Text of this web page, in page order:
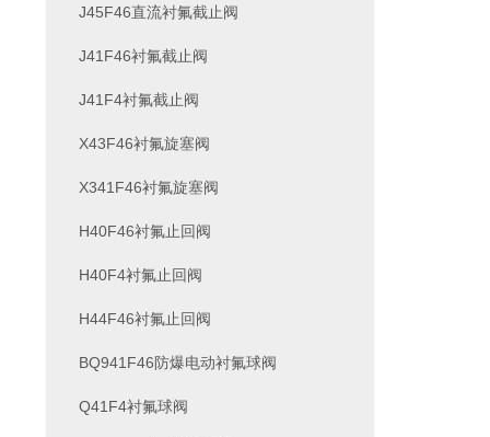
J45F46直流衬氟截止阀
J41F46衬氟截止阀
J41F4衬氟截止阀
X43F46衬氟旋塞阀
X341F46衬氟旋塞阀
H40F46衬氟止回阀
H40F4衬氟止回阀
H44F46衬氟止回阀
BQ941F46防爆电动衬氟球阀
Q41F4衬氟球阀